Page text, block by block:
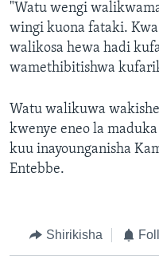
"Watu wengi
wingi kuona fataki.
walikosa hewa hadi
wamethibitishwa
Watu walikuwa
kwenye eneo la
kuu inayounganisha
Entebbe.
Shirikisha